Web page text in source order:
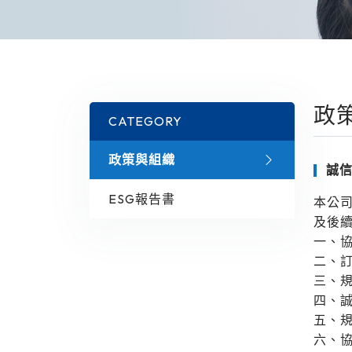
CATEGORY
政策與組織
ESG報告書
政
誠
本公
及後
一、
二、
三、
四、
五、
六、